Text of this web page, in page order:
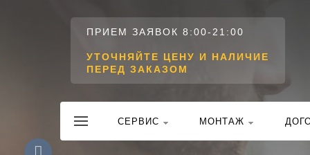
ПРИЕМ ЗАЯВОК 8:00-21:00
УТОЧНЯЙТЕ ЦЕНУ И НАЛИЧИЕ
ПЕРЕД ЗАКАЗОМ
CЕРВИС МОНТАЖ